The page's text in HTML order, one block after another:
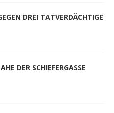
DREI TATVERDÄCHTIGE
DER SCHIEFERGASSE